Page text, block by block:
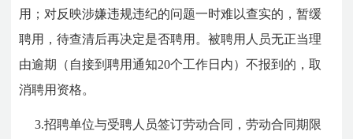
用；对反映涉嫌违规违纪的问题一时难以查实的，暂缓
聘用，待查清后再决定是否聘用。被聘用人员无正当理
由逾期（自接到聘用通知20个工作日内）不报到的，取
消聘用资格。
3.招聘单位与受聘人员签订劳动合同，劳动合同期限